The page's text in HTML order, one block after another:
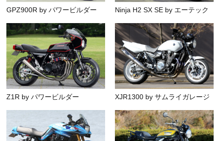
GPZ900R by パワービルダー Ninja H2 SX SE by エーテック
Z1R by パワービルダー XJR1300 by サムライガレージ